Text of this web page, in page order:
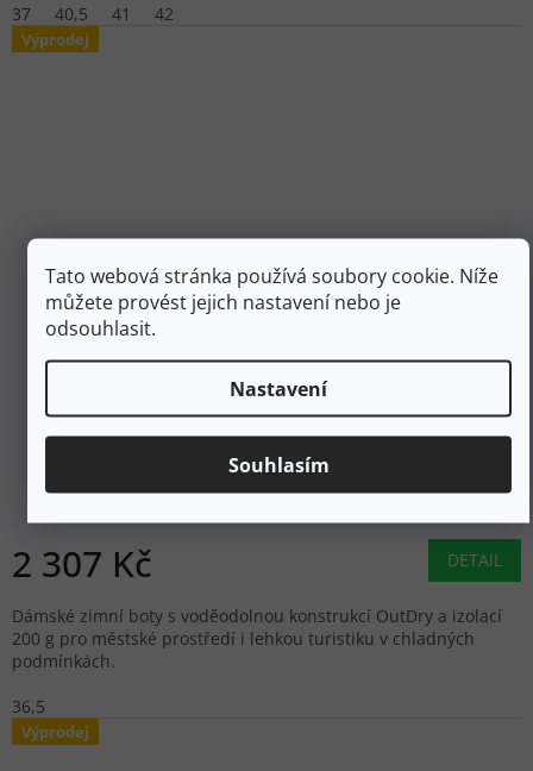
Tato webová stránka používá soubory cookie. Níže
můžete provést jejich nastavení nebo je
odsouhlasit.
Nastavení
Souhlasím
37 40,5 41 42
Výprodej
–45 %
SOREL Dámské zimní boty TORINO V WP black/fawn -
černé
2 307 Kč DETAIL
Dámské zimní boty s voděodolnou konstrukcí OutDry a izolací
200 g pro městské prostředí i lehkou turistiku v chladných
podmínkách.
36,5
Výprodej